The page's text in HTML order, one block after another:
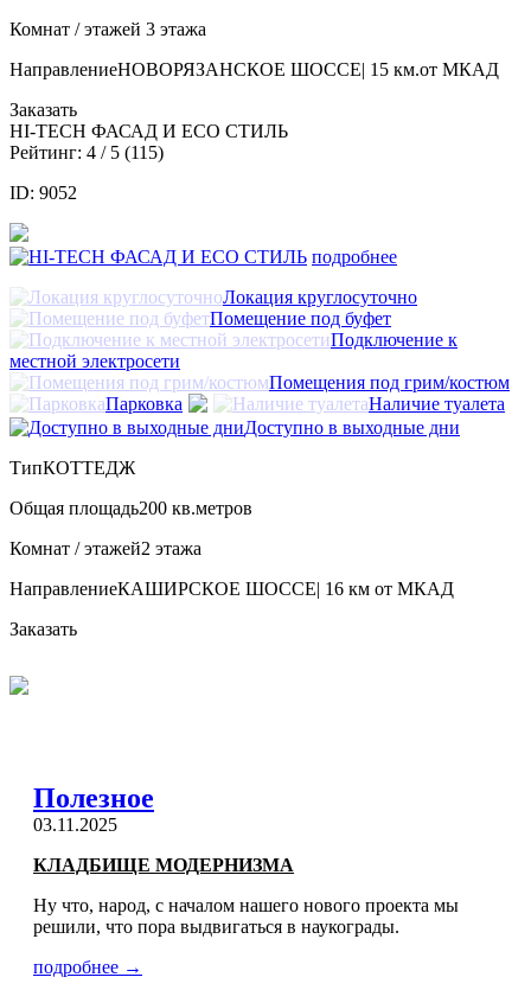
Комнат / этажей 3 этажа
НаправлениеНОВОРЯЗАНСКОЕ ШОССЕ| 15 км.от МКАД
Заказать
HI-TECH ФАСАД И ECO СТИЛЬ
Рейтинг: 4 / 5 (115)
ID: 9052
подробнее
Локация круглосуточно
Помещение под буфет
Подключение к
местной электросети
Помещения под грим/костюм
Парковка
Наличие туалета
Доступно в выходные дни
ТипКОТТЕДЖ
Общая площадь200 кв.метров
Комнат / этажей2 этажа
НаправлениеКАШИРСКОЕ ШОССЕ| 16 км от МКАД
Заказать
Полезное
03.11.2025
КЛАДБИЩЕ МОДЕРНИЗМА
Ну что, народ, с началом нашего нового проекта мы
решили, что пора выдвигаться в наукограды.
подробнее →